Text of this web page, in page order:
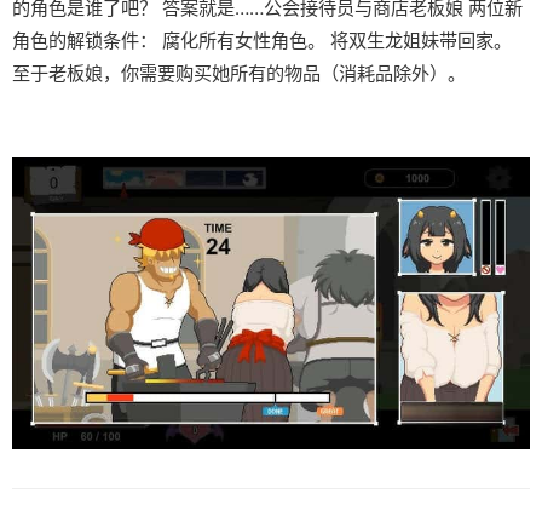
的角色是谁了吧？ 答案就是……公会接待员与商店老板娘 两位新
角色的解锁条件： 腐化所有女性角色。 将双生龙姐妹带回家。
至于老板娘，你需要购买她所有的物品（消耗品除外）。